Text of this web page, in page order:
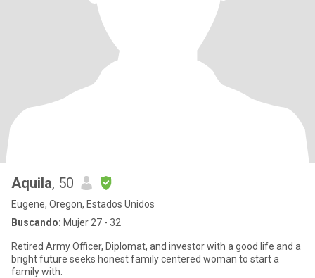
Aquila, 50
Eugene, Oregon, Estados Unidos
Buscando: Mujer 27 - 32
Retired Army Officer, Diplomat, and investor with a good life and a
bright future seeks honest family centered woman to start a
family with.